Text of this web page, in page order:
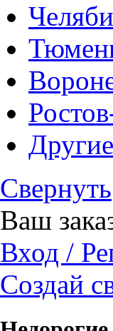
Свернуть
Ваш
Вход /
Создай